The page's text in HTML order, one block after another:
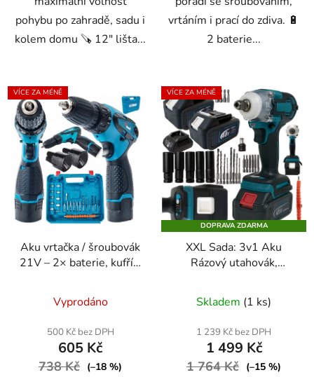
pohybu po zahradě, sadu i
kolem domu 🪚 12″ lišta...
vrtáním i prací do zdiva. 🔋
2 baterie...
VÍCE ZA MÉNĚ
Aku vrtačka / šroubovák
21V – 2× baterie, kufřík,
Vyprodáno
500 Kč bez DPH
605 Kč
738 Kč (–18 %)
VÍCE ZA MÉNĚ
DOPRAVA ZDARMA
XXL Sada: 3v1 Aku
Rázový utahovák,
v kufříku - 2x Baterie 5
Ah ZDARMA +
nabíječka +
příslušenství
hodnocení
produktu
je
5,0
Skladem (1 ks)
1 239 Kč bez DPH
1 499 Kč
1 764 Kč (–15 %)